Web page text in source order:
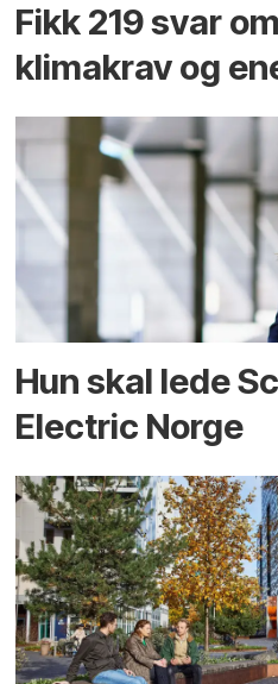
Fikk 219 svar
klimakrav og
Hun skal lede
Electric Norge